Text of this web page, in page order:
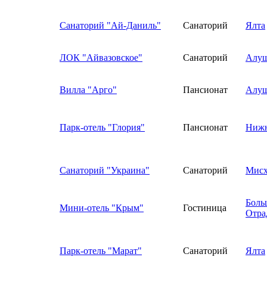
Санаторий "Ай-Даниль" Санаторий Ялта
ЛОК "Айвазовское" Санаторий
Вилла "Арго" Пансионат
Парк-отель "Глория" Пансионат
Санаторий "Украина" Санаторий
Мини-отель "Крым" Гостиница
Парк-отель "Марат" Санаторий Ялта